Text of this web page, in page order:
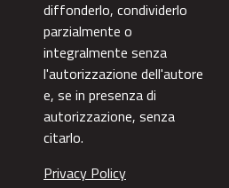
diffonderlo, condividerlo
parzialmente o
integralmente senza
l'autorizzazione dell'autore
e, se in presenza di
autorizzazione, senza
citarlo.
Privacy Policy